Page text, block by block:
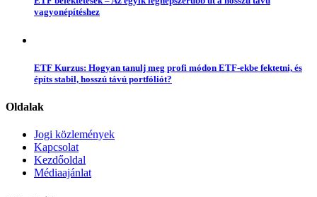
vagyonépítéshez
ETF Kurzus: Hogyan tanulj meg profi módon ETF-ekbe fektetni, és
építs stabil, hosszú távú portfóliót?
Oldalak
Jogi közlemények
Kapcsolat
Kezdőoldal
Médiaajánlat